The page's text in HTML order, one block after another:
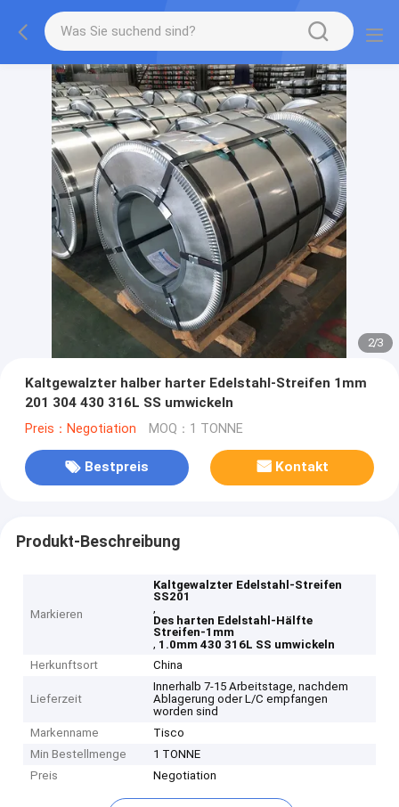
2/3
Kaltgewalzter halber harter Edelstahl-Streifen 1mm
201 304 430 316L SS umwickeln
Preis：Negotiation MOQ：1 TONNE
Bestpreis Kontakt
Produkt-Beschreibung
Markieren
Kaltgewalzter Edelstahl-Streifen
SS201
,
Des harten Edelstahl-Hälfte
Streifen-1mm
, 1.0mm 430 316L SS umwickeln
Herkunftsort
China
Lieferzeit
Innerhalb 7-15 Arbeitstage, nachdem
Ablagerung oder L/C empfangen
worden sind
Markenname
Tisco
Min Bestellmenge
1 TONNE
Preis
Negotiation